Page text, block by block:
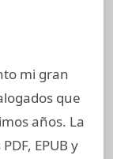
mi gran
que
años. La
EPUB y